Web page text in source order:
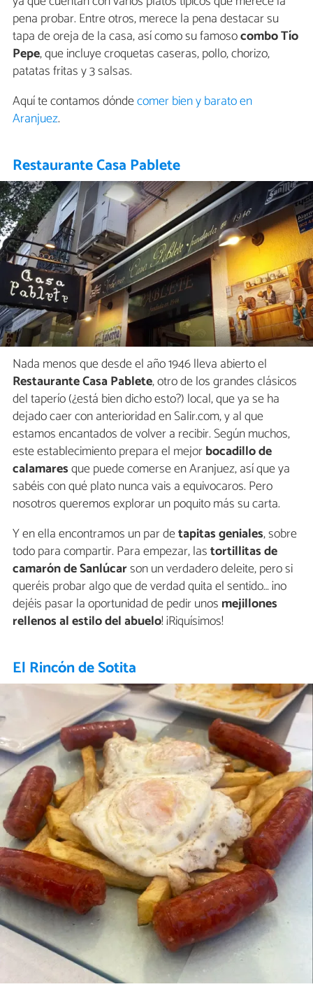
pena probar. Entre otros, merece la pena destacar su
tapa de oreja de la casa, así como su famosocombo Tío
Pepe, que incluye croquetas caseras, pollo, chorizo,
patatas fritas y 3 salsas.
Aquí te contamos dóndecomer bien y barato en
Aranjuez.
Restaurante Casa Pablete
Nada menos que desde el año 1946 lleva abierto el
Restaurante Casa Pablete, otro de los grandes clásicos
del taperío (¿está bien dicho esto?) local, que ya se ha
dejado caer con anterioridad en Salir.com, y al que
estamos encantados de volver a recibir. Según muchos,
este establecimiento prepara el mejorbocadillo de
calamaresque puede comerse en Aranjuez, así que ya
sabéis con qué plato nunca vais a equivocaros. Pero
nosotros queremos explorar un poquito más su carta.
Y en ella encontramos un par detapitas geniales, sobre
todo para compartir. Para empezar, lastortillitas de
camarón de Sanlúcarson un verdadero deleite, pero si
queréis probar algo que de verdad quita el sentido… ¡no
dejéis pasar la oportunidad de pedir unos mejillones
rellenos al estilo del abuelo! ¡Riquísimos!
El Rincón de Sotita